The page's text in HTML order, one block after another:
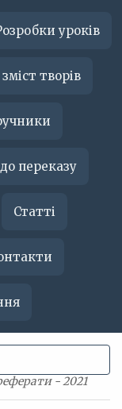
уроків
творів
переказу
Статті
- 2021